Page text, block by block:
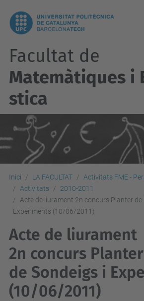
Facultat de
Matemàtiques
stica
Inici LA FACULTAT
Activitats FME -
Activitats
2010-2011
Acte de liurament 2n concurs Planter de
Experiments (10/06/2011)
Acte de liurament
2n concurs Planter
de Sondeigs i
(10/06/2011)